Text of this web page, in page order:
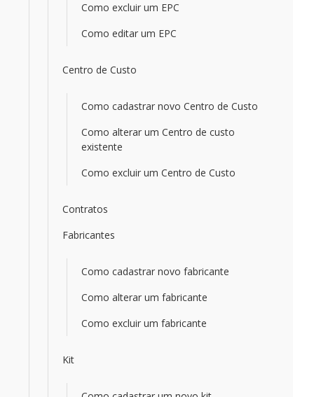
Como excluir um EPC
Como editar um EPC
Centro de Custo
Como cadastrar novo Centro de Custo
Como alterar um Centro de custo
existente
Como excluir um Centro de Custo
Contratos
Fabricantes
Como cadastrar novo fabricante
Como alterar um fabricante
Como excluir um fabricante
Kit